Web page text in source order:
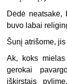
Dėdė neatsakė,
buvo labai
Šunį atrišome,
Ak, koks
gerokai
iškirstais